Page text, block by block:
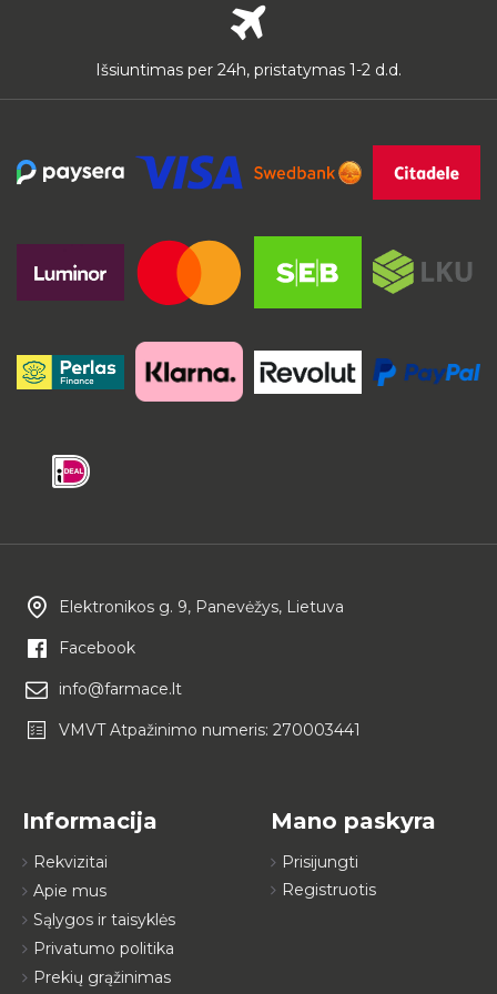
Išsiuntimas per 24h, pristatymas 1-2 d.d.
Elektronikos g. 9, Panevėžys, Lietuva
Facebook
info@farmace.lt
VMVT Atpažinimo numeris: 270003441
Informacija
Rekvizitai
Apie mus
Sąlygos ir taisyklės
Privatumo politika
Prekių grąžinimas
Mano paskyra
Prisijungti
Registruotis